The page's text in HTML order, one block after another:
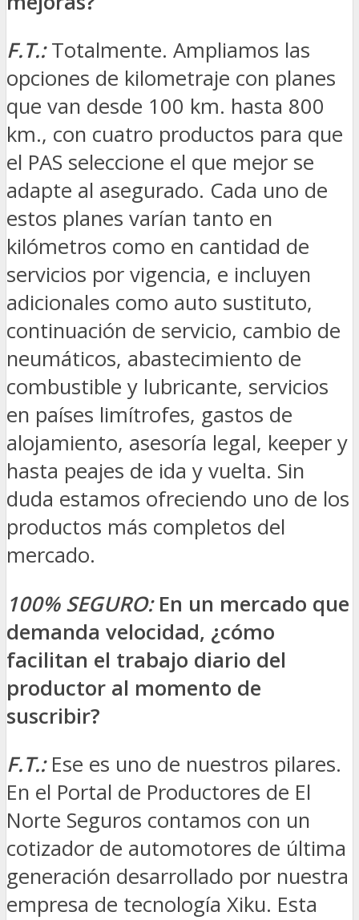
F.T.: Totalmente. Ampliamos las
opciones de kilometraje con planes
que van desde 100 km. hasta 800
km., con cuatro productos para que
el PAS seleccione el que mejor se
adapte al asegurado. Cada uno de
estos planes varían tanto en
kilómetros como en cantidad de
servicios por vigencia, e incluyen
adicionales como auto sustituto,
continuación de servicio, cambio de
neumáticos, abastecimiento de
combustible y lubricante, servicios
en países limítrofes, gastos de
alojamiento, asesoría legal, keeper y
hasta peajes de ida y vuelta. Sin
duda estamos ofreciendo uno de los
productos más completos del
mercado.
100% SEGURO:En un mercado que
demanda velocidad, ¿cómo
facilitan el trabajo diario del
productor al momento de
suscribir?
F.T.: Ese es uno de nuestros pilares.
En el Portal de Productores de El
Norte Seguros contamos con un
cotizador de automotores de última
generación desarrollado por nuestra
empresa de tecnología Xiku. Esta